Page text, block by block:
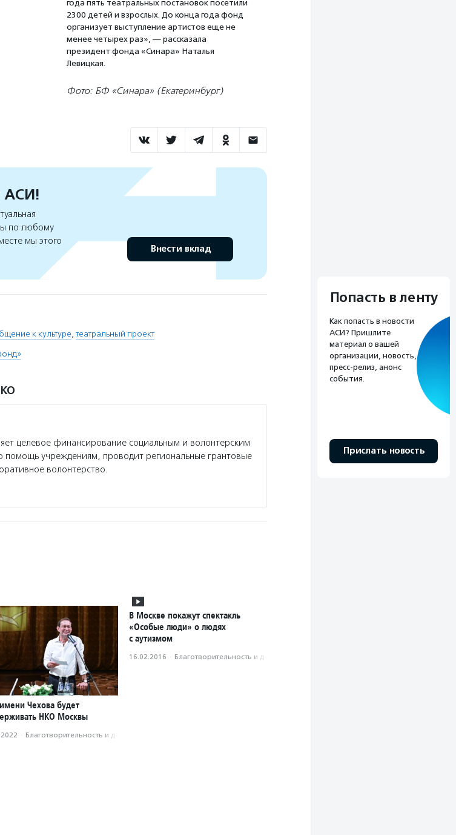
года пять театральных постановок посетили
2300 детей и взрослых. До конца года фонд
организует выступление артистов еще не
менее четырех раз», — рассказала
президент фонда «Синара» Наталья
Левицкая.
Фото: БФ «Синара» (Екатеринбург)
АСИ!
по любому
мы этого
Внести вклад
к культуре,театральный проект
целевое финансирование социальным и волонтерским
помощь учреждениям, проводит региональные грантовые
волонтерство.
Чехова будет
НКО Москвы
· Благотвори­тель­ность и доброволь­чест­во
В Москве покажут спектакль
«Особые люди» о людях
с аутизмом
16.02.2016 · Благотвори­тель­ность и доброволь­чест­во
Попасть в ленту
Как попасть в новости
АСИ? Пришлите
материал о вашей
организации, новость,
пресс-релиз, анонс
события.
Прислать новость